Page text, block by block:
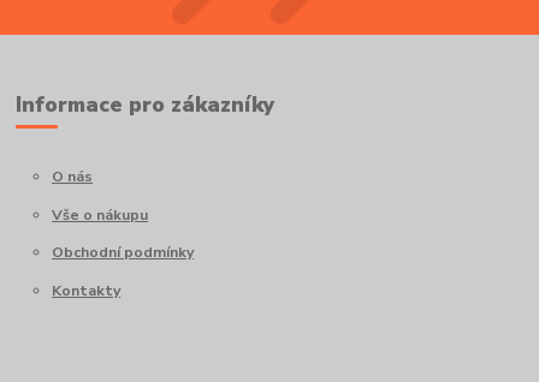
Informace pro zákazníky
O nás
Vše o nákupu
Obchodní podmínky
Kontakty